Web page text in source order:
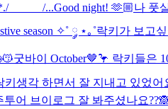
______/...Good night! 🫶🏼나 풋
season ✧˚ ༘ ⋆｡˚락키가 보고
굿바이 October🤎🦩 락키들은
키생각 하면서 잘 지내고 있었
투어 브이로그 잘 봐주셨나요